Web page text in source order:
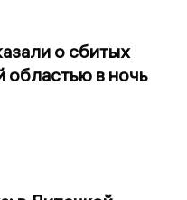
о сбитых
областью в ночь